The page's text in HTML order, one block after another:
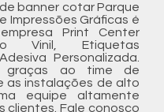
banner cotar Parque
Impressões Gráficas é
Print Center
Vinil, Etiquetas
Personalizada.
graças ao time de
as instalações de alto
equipe altamente
clientes. Fale conosco